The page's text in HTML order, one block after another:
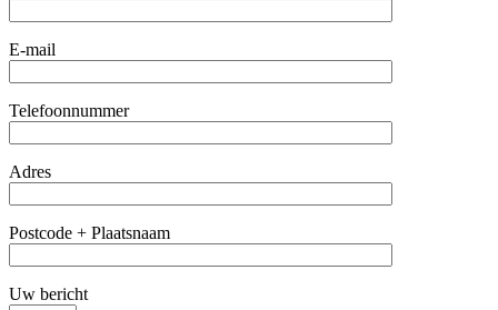
E-mail
Telefoonnummer
Adres
Postcode + Plaatsnaam
Uw bericht